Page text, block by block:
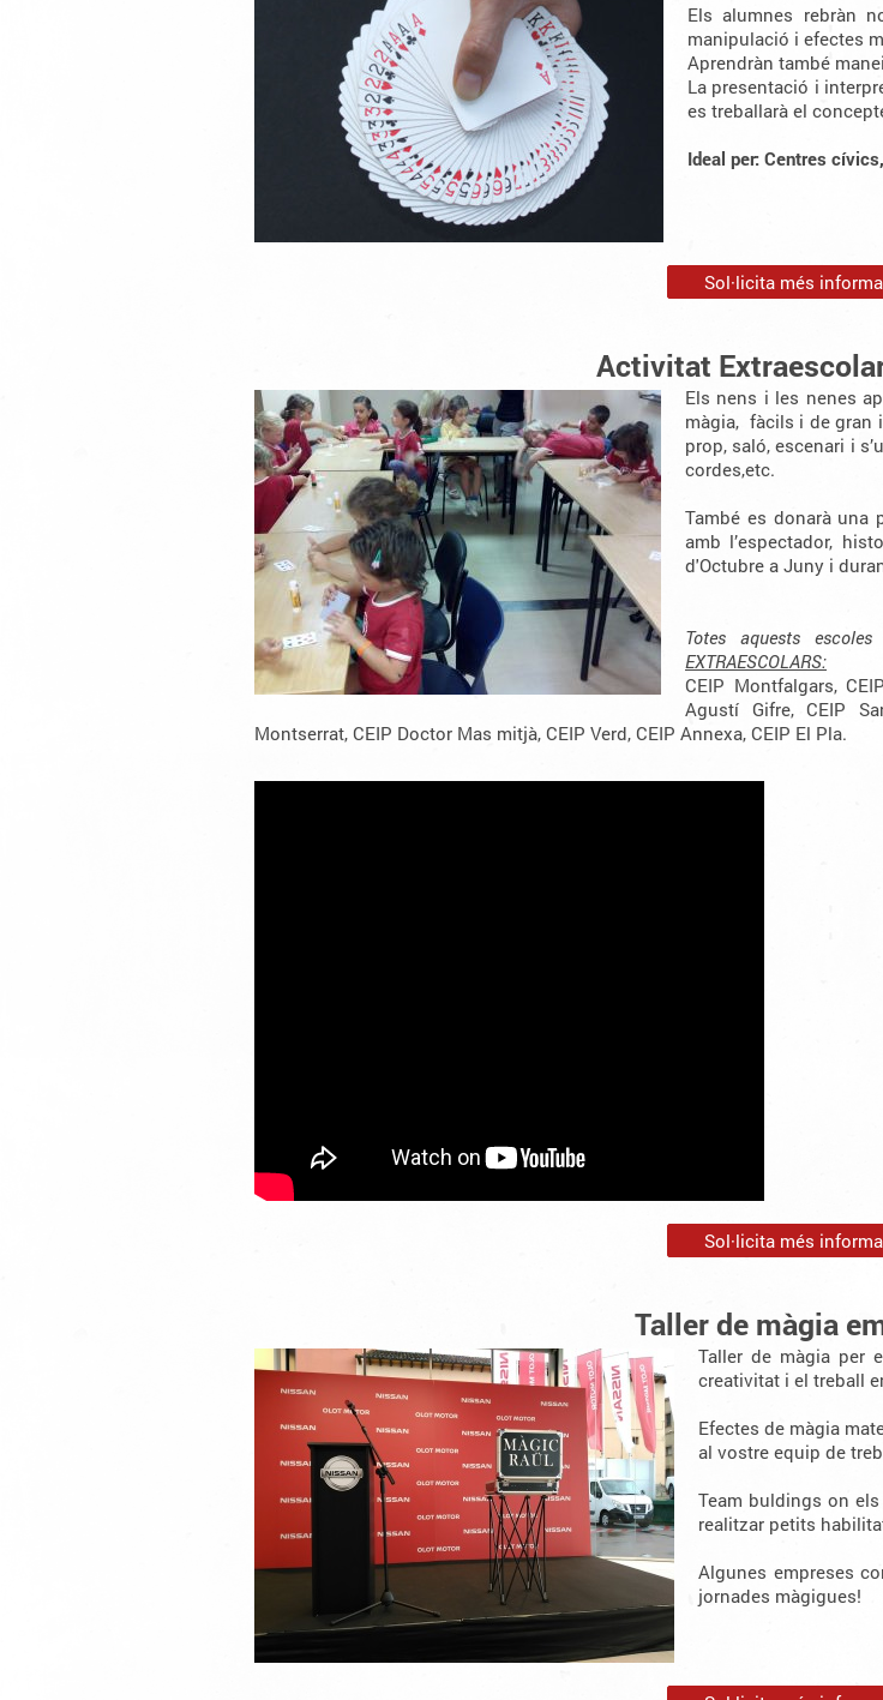
Els alumnes rebràn
manipulació i efectes
Aprendràn també
La presentació i
es treballarà el
Ideal per: Centres
Sol·licita més
Activitat
Els nens i les nenes
màgia, fàcils i de gran
prop, saló, escenari i
cordes,etc.
També es donarà una
amb l’espectador,
d'Octubre a Juny i
Totes aquests
EXTRAESCOLARS:
CEIP Montfalgars,
Agustí Gifre, CEIP
Montserrat, CEIP Doctor Mas mitjà, CEIP Verd, CEIP Annexa, CEIP El Pla.
Sol·licita més
Taller de màgia
Taller de màgia per
creativitat i el treball
Efectes de màgia
al vostre equip de
Team buldings on
realitzar petits
Algunes empreses
jornades màgigues!